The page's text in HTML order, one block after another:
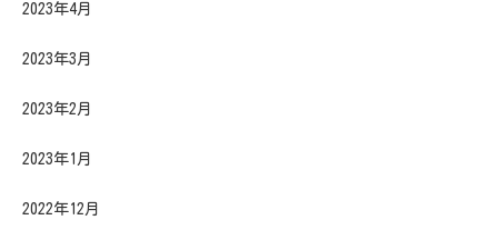
2023年4月
2023年3月
2023年2月
2023年1月
2022年12月